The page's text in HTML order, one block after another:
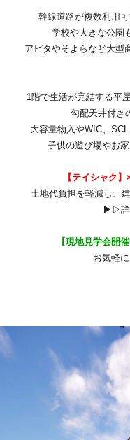
幹線道路が複数利用
学校や大きな公園
アピタやそよらなど大型
1階で生活が完結する平
勾配天井付き
大容量物入やWIC、
子供の遊び場やお
【テイシャク】
土地代負担を軽減し、
▶▷詳
【現地見学会開催
お気軽